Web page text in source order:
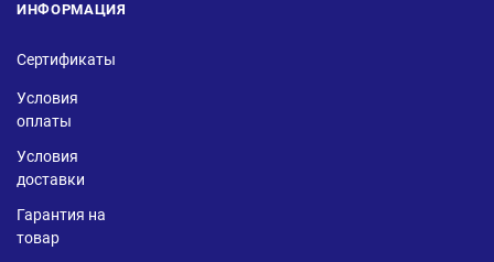
ИНФОРМАЦИЯ
Сертификаты
Условия
оплаты
Условия
доставки
Гарантия на
товар